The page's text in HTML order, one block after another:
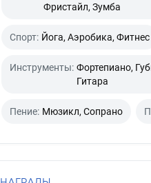
Фристайл, Зумба
Спорт: Йога, Аэробика, Фитнес
Инструменты: Фортепиано,
Гитара
Пение: Мюзикл, Сопрано